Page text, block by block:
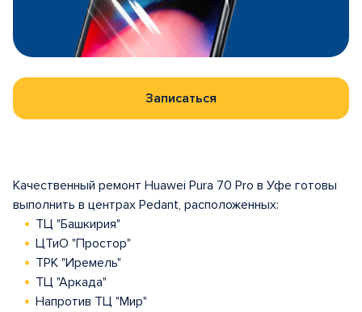
Записаться
Качественный ремонт Huawei Pura 70 Pro в Уфе готовы
выполнить в центрах Pedant, расположенных:
ТЦ "Башкирия"
ЦТиО "Простор"
ТРК "Иремель"
ТЦ "Аркада"
Напротив ТЦ "Мир"